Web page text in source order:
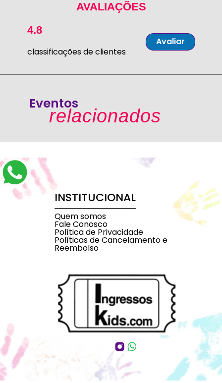
AVALIAÇÕES
4.8
classificações de clientes
Avaliar
Eventos
relacionados
INSTITUCIONAL
Quem somos
Fale Conosco
Política de Privacidade
Políticas de Cancelamento e
Reembolso